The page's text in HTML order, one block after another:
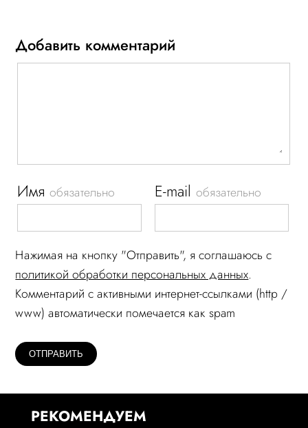
Добавить комментарий
Имяобязательно E-mailобязательно
Нажимая на кнопку "Отправить", я соглашаюсь c
политикой обработки персональных данных.
Комментарий c активными интернет-ссылками (http /
www) автоматически помечается как spam
РЕКОМЕНДУЕМ